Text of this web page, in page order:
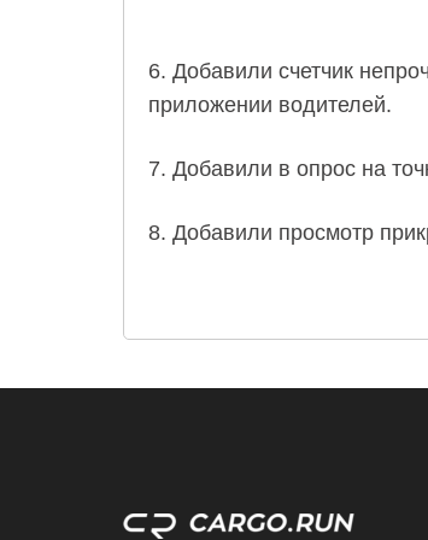
6. Добавили счетчик
приложении водителей.
7. Добавили в опрос на
8. Добавили просмотр